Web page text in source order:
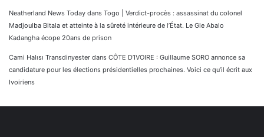
Neatherland News Today dans Togo | Verdict-procès : assassinat du colonel
Madjoulba Bitala et atteinte à la sûreté intérieure de l’État. Le Gle Abalo
Kadangha écope 20ans de prison
Cami Halısı Transdinyester dans CÔTE D’IVOIRE : Guillaume SORO annonce sa
candidature pour les élections présidentielles prochaines. Voici ce qu’il écrit aux
Ivoiriens